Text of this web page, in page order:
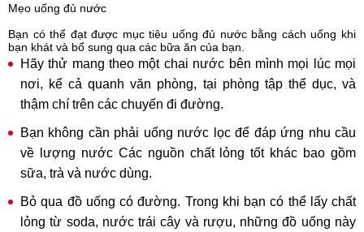
Mẹo uống đủ nước
Bạn có thể đạt được mục tiêu uống đủ nước bằng cách uống khi
bạn khát và bổ sung qua các bữa ăn của bạn.
Hãy thử mang theo một chai nước bên mình mọi lúc mọi
nơi, kể cả quanh văn phòng, tại phòng tập thể dục, và
thậm chí trên các chuyến đi đường.
Bạn không cần phải uống nước lọc để đáp ứng nhu cầu
về lượng nước Các nguồn chất lỏng tốt khác bao gồm
sữa, trà và nước dùng.
Bỏ qua đồ uống có đường. Trong khi bạn có thể lấy chất
lỏng từ soda, nước trái cây và rượu, những đồ uống này